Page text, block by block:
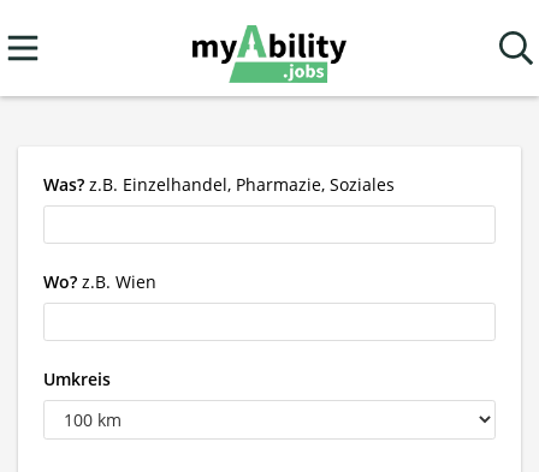
Was? z.B. Einzelhandel, Pharmazie, Soziales
Wo? z.B. Wien
Umkreis